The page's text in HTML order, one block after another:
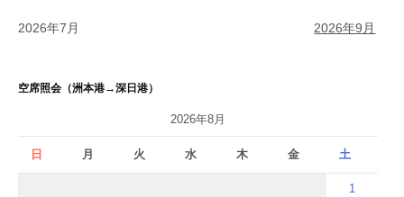
2026年7月 2026年9月
空席照会（洲本港→深日港）
2026年8月
日 月 火 水 木 金 土
1